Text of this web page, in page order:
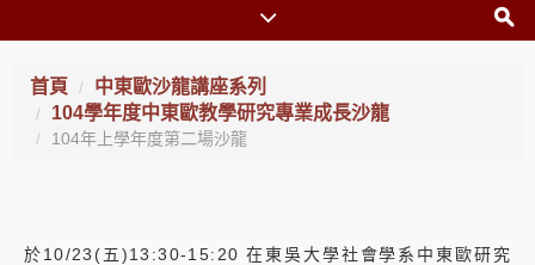
首頁
中東歐沙龍講座系列
104學年度中東歐教學研究專業成長沙龍
104年上學年度第二場沙龍
於10/23(五)13:30-15:20 在東吳大學社會學系中東歐研究